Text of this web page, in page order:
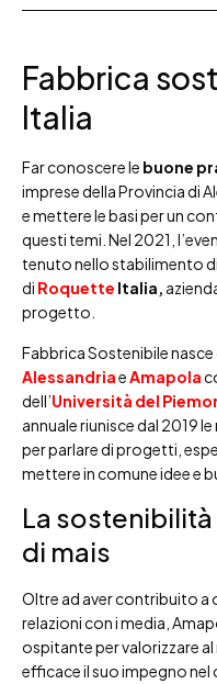
Fabbrica
Italia
Far conoscere le buone
imprese della Provincia di
e mettere le basi per un
questi temi. Nel 2021,
tenuto nello stabilimento
di Roquette Italia,
progetto.
Fabbrica Sostenibile nasce
AlessandriaeAmapola
dell’Università del
annuale riunisce dal 2019
per parlare di progetti,
mettere in comune idee e
La
di mais
Oltre ad aver contribuito a
relazioni con i media,
ospitante per valorizzare
efficace il suo impegno nel